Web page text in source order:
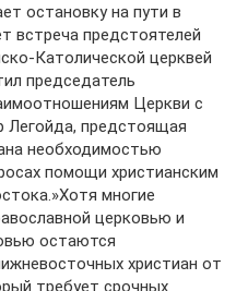
остановку на пути в
встреча предстоятелей
Католической церквей
председатель
Церкви с
предстоящая
необходимостью
помощи христианским
многие
церковью и
остаются
христиан от
требует срочных